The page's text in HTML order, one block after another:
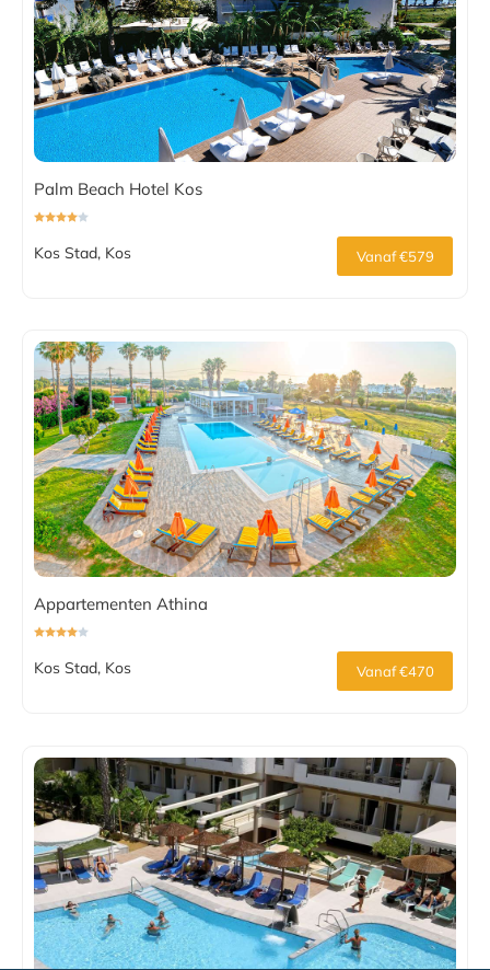
Palm Beach Hotel Kos
Kos Stad, Kos Vanaf €579
Appartementen Athina
Kos Stad, Kos Vanaf €470